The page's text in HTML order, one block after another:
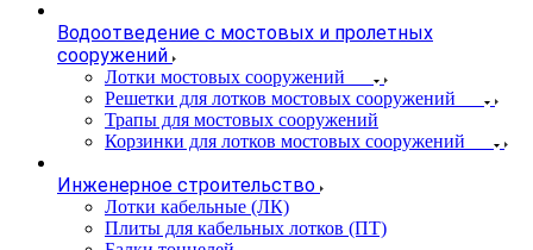
Водоотведение с мостовых и пролетных
сооружений
Лотки мостовых сооружений
Решетки для лотков мостовых сооружений
Трапы для мостовых сооружений
Корзинки для лотков мостовых сооружений
Инженерное строительство
Лотки кабельные (ЛК)
Плиты для кабельных лотков (ПТ)